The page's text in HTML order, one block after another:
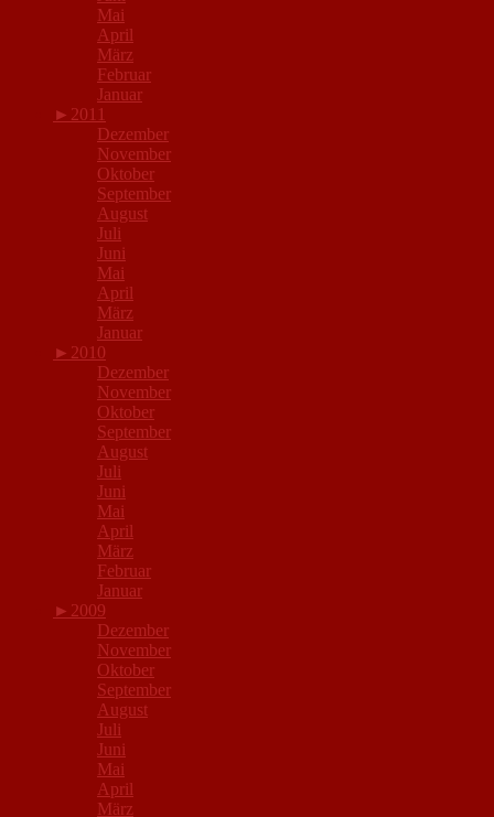
Mai
April
März
Februar
Januar
► 2011
Dezember
November
Oktober
September
August
Juli
Juni
Mai
April
März
Januar
► 2010
Dezember
November
Oktober
September
August
Juli
Juni
Mai
April
März
Februar
Januar
► 2009
Dezember
November
Oktober
September
August
Juli
Juni
Mai
April
März